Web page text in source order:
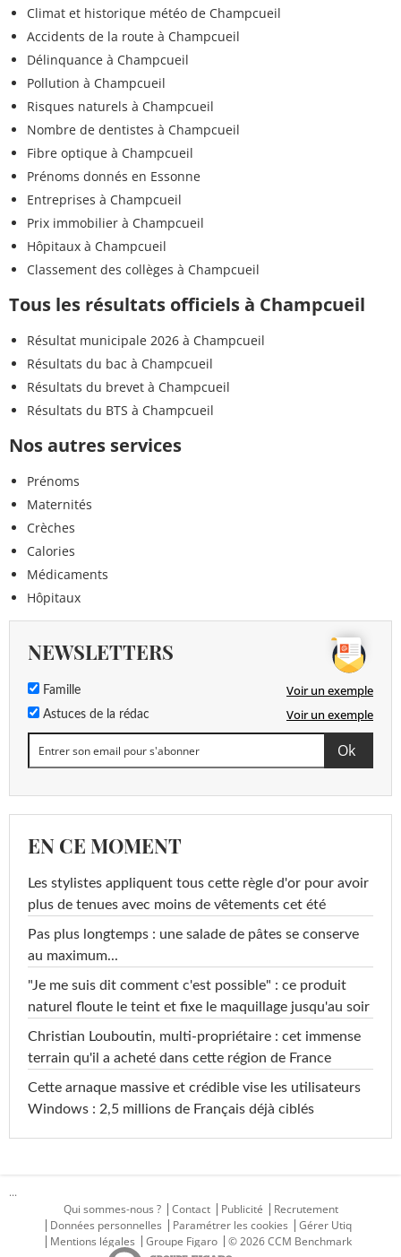
Climat et historique météo de Champcueil
Accidents de la route à Champcueil
Délinquance à Champcueil
Pollution à Champcueil
Risques naturels à Champcueil
Nombre de dentistes à Champcueil
Fibre optique à Champcueil
Prénoms donnés en Essonne
Entreprises à Champcueil
Prix immobilier à Champcueil
Hôpitaux à Champcueil
Classement des collèges à Champcueil
Tous les résultats officiels à Champcueil
Résultat municipale 2026 à Champcueil
Résultats du bac à Champcueil
Résultats du brevet à Champcueil
Résultats du BTS à Champcueil
Nos autres services
Prénoms
Maternités
Crèches
Calories
Médicaments
Hôpitaux
NEWSLETTERS
Famille Voir un exemple
Astuces de la rédac Voir un exemple
EN CE MOMENT
Les stylistes appliquent tous cette règle d'or pour avoir
plus de tenues avec moins de vêtements cet été
Pas plus longtemps : une salade de pâtes se conserve
au maximum...
"Je me suis dit comment c'est possible" : ce produit
naturel floute le teint et fixe le maquillage jusqu'au soir
Christian Louboutin, multi-propriétaire : cet immense
terrain qu'il a acheté dans cette région de France
Cette arnaque massive et crédible vise les utilisateurs
Windows : 2,5 millions de Français déjà ciblés
...
Qui sommes-nous ?
Contact Publicité
Recrutement
Données personnelles
Paramétrer les cookies
Gérer Utiq
Mentions légales
Groupe Figaro © 2026 CCM Benchmark